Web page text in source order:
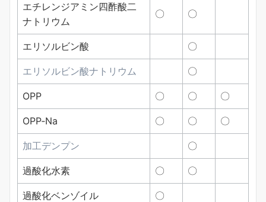
エチレンジアミン四酢酸二
ナトリウム
〇 〇
エリソルビン酸 〇
エリソルビン酸ナトリウム 〇
OPP 〇 〇 〇
OPP‐Na 〇 〇 〇
加工デンプン 〇
過酸化水素 〇 〇
過酸化ベンゾイル 〇